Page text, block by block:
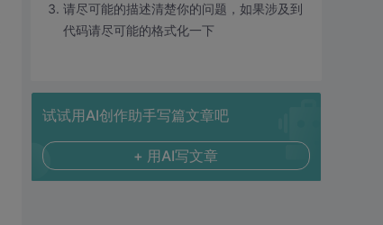
请尽可能的描述清楚你的问题，如果涉及到
代码请尽可能的格式化一下
试试用AI创作助手写篇文章吧
+ 用AI写文章